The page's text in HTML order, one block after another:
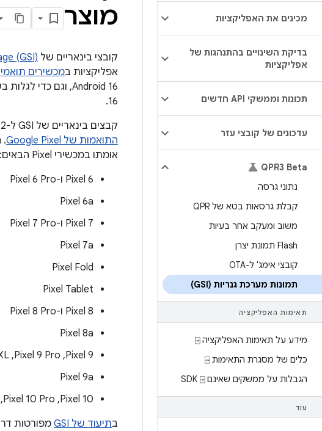
מכינים את האפליקציות
בדיקת השינויים בהתנהגות של
אפליקציות
תכונות וממשקי API חדשים
עדכונים של קובצי עזר
QPR3 Beta
נתוני גרסה
קבלת גרסאות בטא של QPR
משוב ומעקב אחר בעיות
Flash תמונת יצרן
קובצי אימג' ל-OTA
תמונות מערכת גנריות (GSI)
תאימות האפליקציה
מידע על תאימות האפליקציה ⍈
כלים של מסגרת התאימות ⍈
הגבלות על ממשקים שאינם SDK ⍈
עוד
מוצר
קובצי בינאריים של (GSI)
אפליקציות במכשירים תואמי Treble נתמכים
16.
קבצים בינאריים של GSI ל-Android 16 QPR2 מבוססים על אותם מקורות של AOSP ו-GMS כמו
התואמות של Google Pixel
אומתו במכשירי Pixel הבאים:
‫Pixel 6 ו-Pixel 6 Pro
Pixel 6a
‫Pixel 7 ו-Pixel 7 Pro
Pixel 7a
Pixel Fold
Pixel Tablet
‫Pixel 8 ו-Pixel 8 Pro
Pixel 8a
‫Pixel 9,‏ Pixel 9 Pro,‏ Pixel 9 Pro XL ו-Pixel 9 Pro Fold
Pixel 9a
‫Pixel 10,‏ Pixel 10 Pro,‏ Pixel 10 Pro XL ו-Pixel 10 Pro Fold
בתיעוד של GSI
מפורטות